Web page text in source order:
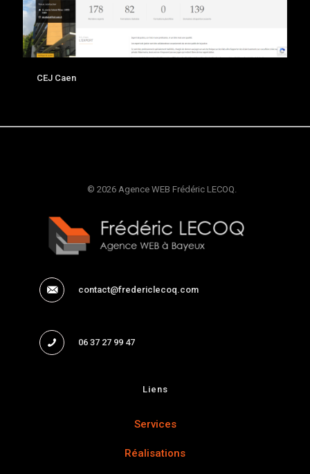
CEJ Caen
© 2026 Agence WEB Frédéric LECOQ.
contact@fredericlecoq.com
06 37 27 99 47
Liens
Services
Réalisations